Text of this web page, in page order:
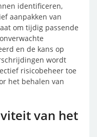
identificeren,
aanpakken van
om tijdig passende
en de kans op
wordt
risicobeheer toe
het behalen van
van het